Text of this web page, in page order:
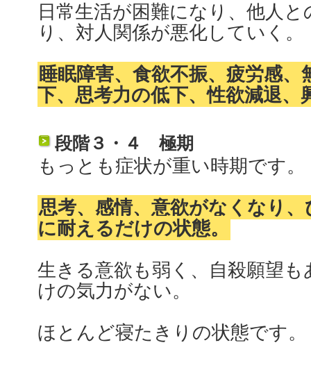
日常生活が困難になり、他人
り、対人関係が悪化していく。
睡眠障害、食欲不振、疲労感、
下、思考力の低下、性欲減退、
段階３・４ 極期
もっとも症状が重い時期です。
思考、感情、意欲がなくなり
に耐えるだけの状態。
生きる意欲も弱く、自殺願望
けの気力がない。
ほとんど寝たきりの状態です。